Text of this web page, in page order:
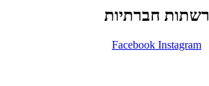
רשתות חברתיות
Facebook Instagram